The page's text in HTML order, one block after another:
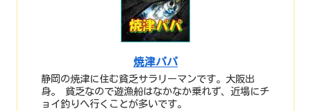
焼津パパ
静岡の焼津に住む貧乏サラリーマンです。大阪出
身。 貧乏なので遊漁船はなかなか乗れず、近場にチ
ョイ釣りへ行くことが多いです。